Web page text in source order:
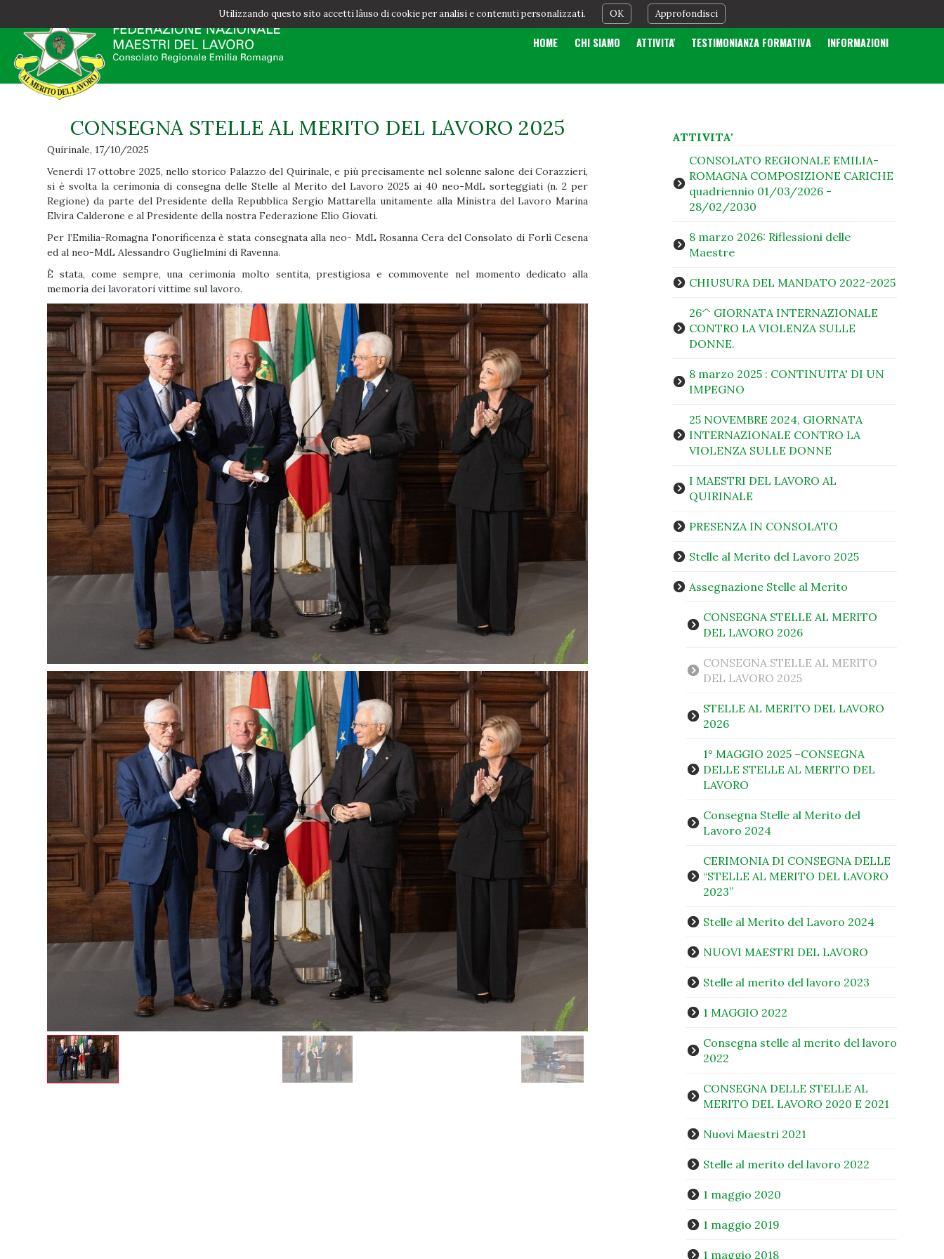
Utilizzando questo sito accetti lâuso di cookie per analisi e contenuti personalizzati. OK Approfondisci
HOME CHI SIAMO ATTIVITA' TESTIMONIANZA FORMATIVA INFORMAZIONI
CONSEGNA STELLE AL MERITO DEL LAVORO 2025
Quirinale, 17/10/2025
Venerdì 17 ottobre 2025, nello storico Palazzo del Quirinale, e più precisamente nel solenne salone dei Corazzieri,
si è svolta la cerimonia di consegna delle Stelle al Merito del Lavoro 2025 ai 40 neo-MdL sorteggiati (n. 2 per
Regione) da parte del Presidente della Repubblica Sergio Mattarella unitamente alla Ministra del Lavoro Marina
Elvira Calderone e al Presidente della nostra Federazione Elio Giovati.
Per l’Emilia-Romagna l'onorificenza è stata consegnata alla neo- MdL Rosanna Cera del Consolato di Forlì Cesena
ed al neo-MdL Alessandro Guglielmini di Ravenna.
È stata, come sempre, una cerimonia molto sentita, prestigiosa e commovente nel momento dedicato alla
memoria dei lavoratori vittime sul lavoro.
ATTIVITA'
CONSOLATO REGIONALE EMILIA-
ROMAGNA COMPOSIZIONE CARICHE
quadriennio 01/03/2026 -
28/02/2030
8 marzo 2026: Riflessioni delle
Maestre
CHIUSURA DEL MANDATO 2022-2025
26^ GIORNATA INTERNAZIONALE
CONTRO LA VIOLENZA SULLE
DONNE.
8 marzo 2025 : CONTINUITA' DI UN
IMPEGNO
25 NOVEMBRE 2024, GIORNATA
INTERNAZIONALE CONTRO LA
VIOLENZA SULLE DONNE
I MAESTRI DEL LAVORO AL
QUIRINALE
PRESENZA IN CONSOLATO
Stelle al Merito del Lavoro 2025
Assegnazione Stelle al Merito
CONSEGNA STELLE AL MERITO
DEL LAVORO 2026
CONSEGNA STELLE AL MERITO
DEL LAVORO 2025
STELLE AL MERITO DEL LAVORO
2026
1° MAGGIO 2025 –CONSEGNA
DELLE STELLE AL MERITO DEL
LAVORO
Consegna Stelle al Merito del
Lavoro 2024
CERIMONIA DI CONSEGNA DELLE
“STELLE AL MERITO DEL LAVORO
2023”
Stelle al Merito del Lavoro 2024
NUOVI MAESTRI DEL LAVORO
Stelle al merito del lavoro 2023
1 MAGGIO 2022
Consegna stelle al merito del lavoro
2022
CONSEGNA DELLE STELLE AL
MERITO DEL LAVORO 2020 E 2021
Nuovi Maestri 2021
Stelle al merito del lavoro 2022
1 maggio 2020
1 maggio 2019
1 maggio 2018